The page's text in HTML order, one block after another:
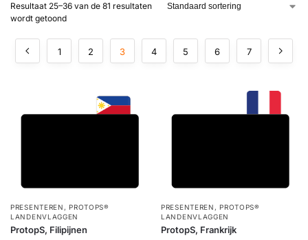
Resultaat 25–36 van de 81 resultaten
wordt getoond
1 2 3 4 5 6 7
PRESENTEREN ,PROTOPS®
LANDENVLAGGEN
ProtopS, Filipijnen
PRESENTEREN ,PROTOPS®
LANDENVLAGGEN
ProtopS, Frankrijk